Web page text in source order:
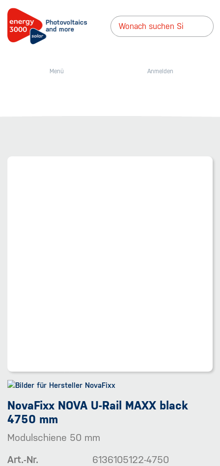
Menü Anmelden
NovaFixx NOVA U-Rail MAXX black
4750 mm
Modulschiene 50 mm
Art.-Nr.
6136105122-4750